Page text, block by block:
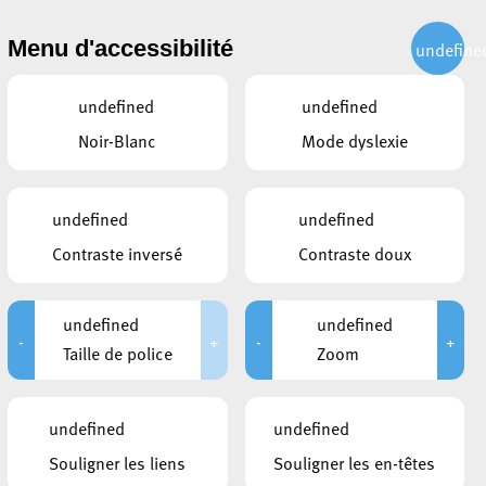
ACTUALITÉS PUBLICATIONS CONTACT
CE QUI POURRAIT VOUS
Menu d'accessibilité
undefined
Noir-Blanc
undefined
Mode dyslexie
undefined
Contraste inversé
undefined
Contraste doux
-
undefined
Taille de police
+ -
undefined
Zoom
+
undefined
Souligner les liens
undefined
Souligner les en-têtes